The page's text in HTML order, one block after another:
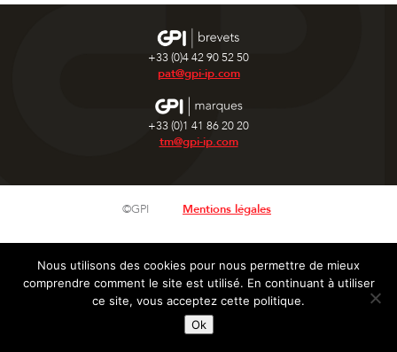
+33 (0)4 42 90 52 50
pat@gpi-ip.com
+33 (0)1 41 86 20 20
tm@gpi-ip.com
©GPI Mentions légales
Nous utilisons des cookies pour nous permettre de mieux
comprendre comment le site est utilisé. En continuant à utiliser
ce site, vous acceptez cette politique.
Ok